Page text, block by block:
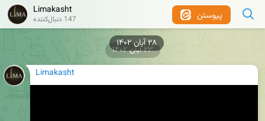
پیوستن Limakasht
147 دنبال‌کننده
Limakasht
۲۳ آبان ۱۴۰۲